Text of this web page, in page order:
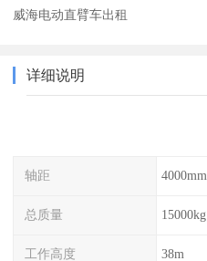
威海电动直臂车出租
详细说明
轴距 4000mm
总质量 15000kg
工作高度 38m